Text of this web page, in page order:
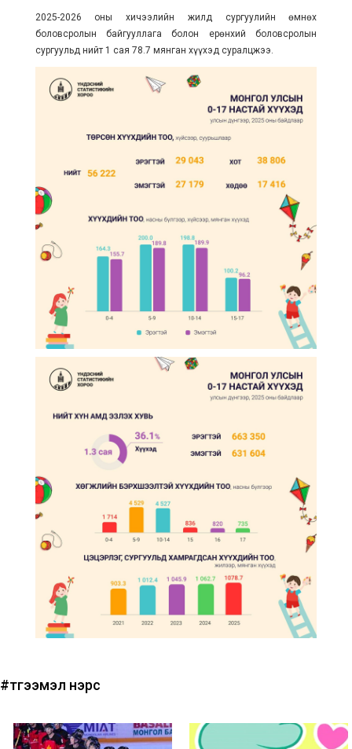
2025-2026 оны хичээлийн жилд сургуулийн өмнөх
боловсролын байгууллага болон ерөнхий боловсролын
сургуульд нийт 1 сая 78.7 мянган хүүхэд суралцжээ.
#түгээмэл нэрс